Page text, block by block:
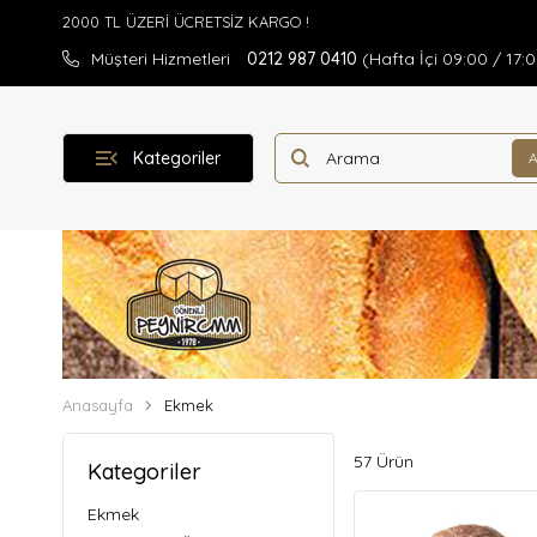
Müşteri Hizmetleri 0212 987 0410 (Hafta İçi 09:00 /
Kategoriler
Anasayfa Ekmek
Kategoriler
Ekmek
57 Ürün